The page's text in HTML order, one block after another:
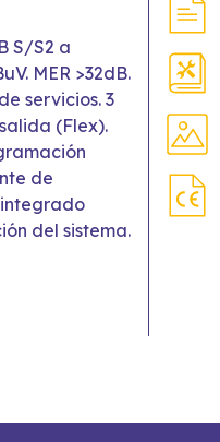
S/S2 a
MER >32dB.
servicios. 3
(Flex).
de
del sistema.